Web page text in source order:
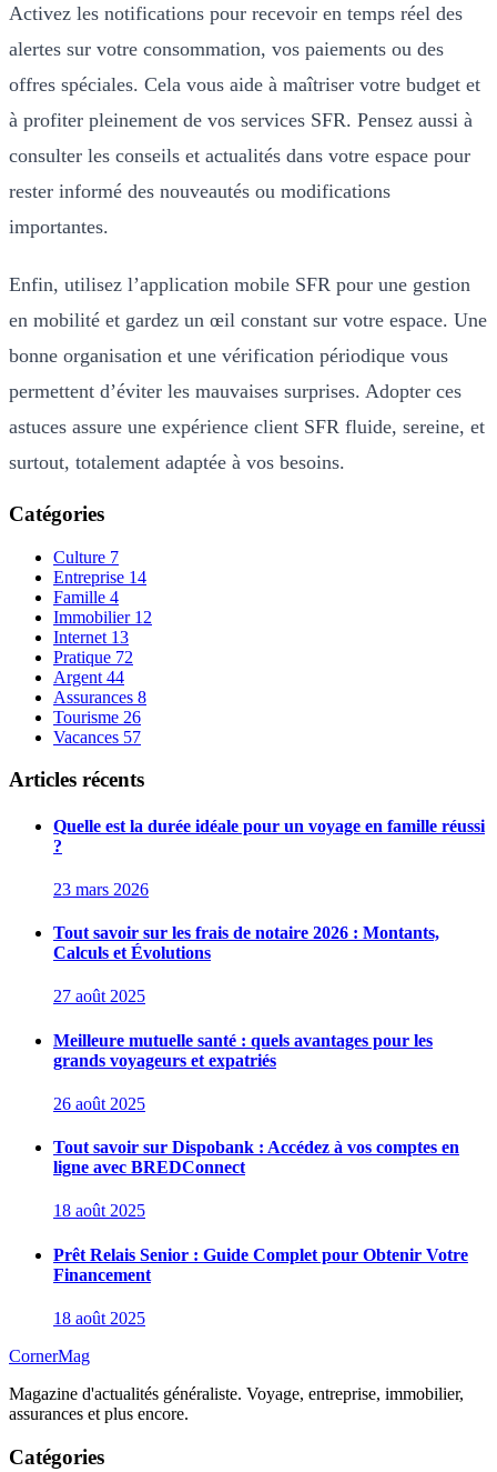
Activez les notifications pour recevoir en temps réel des
alertes sur votre consommation, vos paiements ou des
offres spéciales. Cela vous aide à maîtriser votre budget et
à profiter pleinement de vos services SFR. Pensez aussi à
consulter les conseils et actualités dans votre espace pour
rester informé des nouveautés ou modifications
importantes.
Enfin, utilisez l’application mobile SFR pour une gestion
en mobilité et gardez un œil constant sur votre espace. Une
bonne organisation et une vérification périodique vous
permettent d’éviter les mauvaises surprises. Adopter ces
astuces assure une expérience client SFR fluide, sereine, et
surtout, totalement adaptée à vos besoins.
Catégories
Culture 7
Entreprise 14
Famille 4
Immobilier 12
Internet 13
Pratique 72
Argent 44
Assurances 8
Tourisme 26
Vacances 57
Articles récents
Quelle est la durée idéale pour un voyage en famille réussi
?
23 mars 2026
Tout savoir sur les frais de notaire 2026 : Montants,
Calculs et Évolutions
27 août 2025
Meilleure mutuelle santé : quels avantages pour les
grands voyageurs et expatriés
26 août 2025
Tout savoir sur Dispobank : Accédez à vos comptes en
ligne avec BREDConnect
18 août 2025
Prêt Relais Senior : Guide Complet pour Obtenir Votre
Financement
18 août 2025
CornerMag
Magazine d'actualités généraliste. Voyage, entreprise, immobilier,
assurances et plus encore.
Catégories